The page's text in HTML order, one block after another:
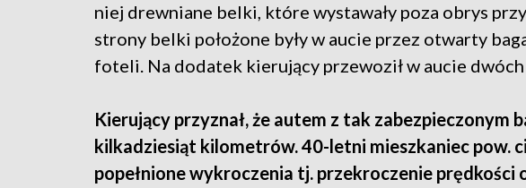
niej drewniane belki, które wystawały poza obrys
strony belki położone były w aucie przez otwarty
foteli. Na dodatek kierujący przewoził w aucie dwóch
Kierujący przyznał, że autem z tak zabezpieczonym
kilkadziesiąt kilometrów. 40-letni mieszkaniec pow.
popełnione wykroczenia tj. przekroczenie prędkości